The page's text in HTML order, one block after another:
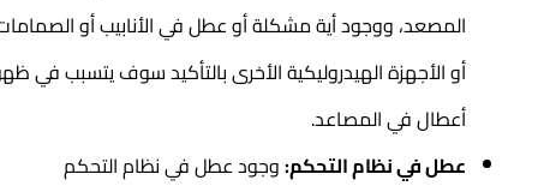
المصعد، ووجود أية مشكلة أو عطل في الأنابيب أو الصمامات
أو الأجهزة الهيدروليكية الأخرى بالتأكيد سوف يتسبب في ظهور
أعطال في المصاعد.
عطل في نظام التحكم:وجود عطل في نظام التحكم